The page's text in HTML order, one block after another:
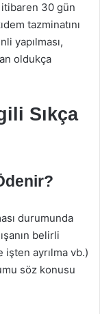
itibaren 30 gün
tazminatını
yapılması,
oldukça
Sıkça
durumunda
belirli
ayrılma vb.)
söz konusu